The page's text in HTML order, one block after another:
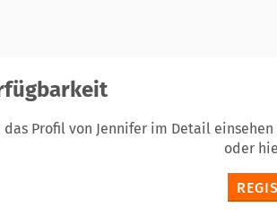
das Profil von Jennifer im Detail
oder